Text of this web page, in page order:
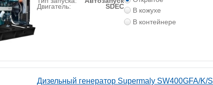
Двигатель: SDEC
В кожухе
В контейнере
Дизельный генератор Supermaly SW400GFA/K/S